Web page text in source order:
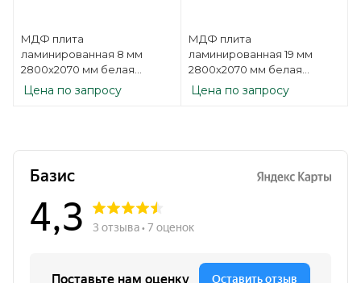
МДФ плита
ламинированная 8 мм
2800х2070 мм белая
односторонняя
Kastamonu F
Цена по запросу
МДФ плита
ламинированная 19 мм
2800х2070 мм белая
односторонняя Kronospan
Цена по запросу